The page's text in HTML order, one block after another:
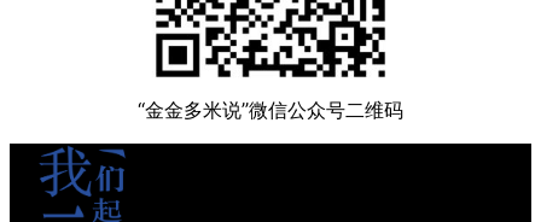
“金金多米说”微信公众号二维码